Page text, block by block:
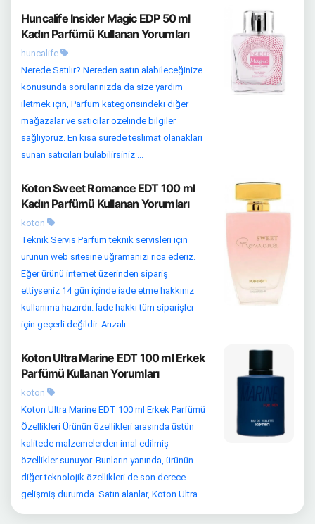
Huncalife Insider Magic EDP 50 ml
Kadın Parfümü Kullanan Yorumları
huncalife
Nerede Satılır? Nereden satın alabileceğinize
konusunda sorularınızda da size yardım
iletmek için, Parfüm kategorisindeki diğer
mağazalar ve satıcılar özelinde bilgiler
sağlıyoruz. En kısa sürede teslimat olanakları
sunan satıcıları bulabilirsiniz ...
Koton Sweet Romance EDT 100 ml
Kadın Parfümü Kullanan Yorumları
koton
Teknik Servis Parfüm teknik servisleri için
ürünün web sitesine uğramanızı rica ederiz.
Eğer ürünü internet üzerinden sipariş
ettiyseniz 14 gün içinde iade etme hakkınız
kullanıma hazırdır. İade hakkı tüm siparişler
için geçerli değildir. Arızalı...
Koton Ultra Marine EDT 100 ml Erkek
Parfümü Kullanan Yorumları
koton
Koton Ultra Marine EDT 100 ml Erkek Parfümü
Özellikleri Ürünün özellikleri arasında üstün
kalitede malzemelerden imal edilmiş
özellikler sunuyor. Bunların yanında, ürünün
diğer teknolojik özellikleri de son derece
gelişmiş durumda. Satın alanlar, Koton Ultra ...